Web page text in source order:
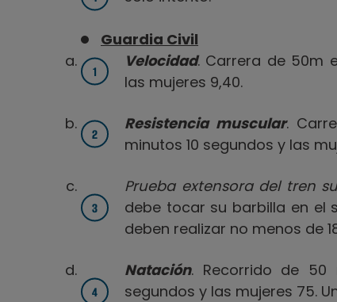
Guardia Civil
Velocidad. Carrera de 50m
las mujeres 9,40.
Resistencia muscular.
minutos 10 segundos y las
Prueba extensora del tren
debe tocar su barbilla en el
deben realizar no menos de
Natación. Recorrido de 50
segundos y las mujeres 75.